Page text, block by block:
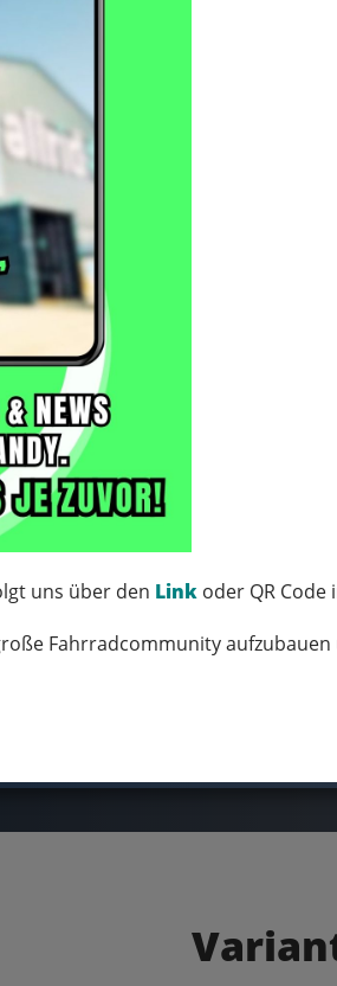
uns über den Link oder QR Code
Fahrradcommunity
FRAGEN ZUM ARTIKEL